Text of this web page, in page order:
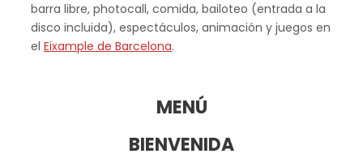
barra libre, photocall, comida, bailoteo (entrada a la
disco incluida), espectáculos, animación y juegos en
el Eixample de Barcelona.
MENÚ
BIENVENIDA